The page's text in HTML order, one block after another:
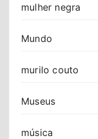
mulher negra
Mundo
murilo couto
Museus
música